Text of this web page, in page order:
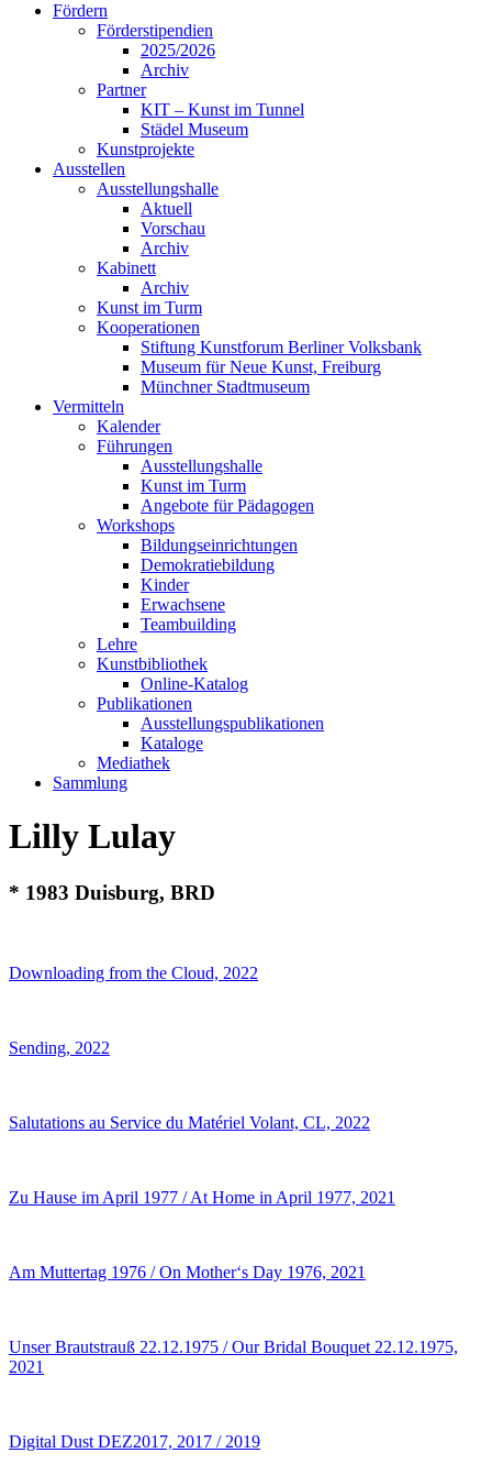
Fördern
Förderstipendien
2025/2026
Archiv
Partner
KIT – Kunst im Tunnel
Städel Museum
Kunstprojekte
Ausstellen
Ausstellungshalle
Aktuell
Vorschau
Archiv
Kabinett
Archiv
Kunst im Turm
Kooperationen
Stiftung Kunstforum Berliner Volksbank
Museum für Neue Kunst, Freiburg
Münchner Stadtmuseum
Vermitteln
Kalender
Führungen
Ausstellungshalle
Kunst im Turm
Angebote für Pädagogen
Workshops
Bildungseinrichtungen
Demokratiebildung
Kinder
Erwachsene
Teambuilding
Lehre
Kunstbibliothek
Online-Katalog
Publikationen
Ausstellungspublikationen
Kataloge
Mediathek
Sammlung
Lilly Lulay
* 1983 Duisburg, BRD
Downloading from the Cloud, 2022
Sending, 2022
Salutations au Service du Matériel Volant, CL, 2022
Zu Hause im April 1977 / At Home in April 1977, 2021
Am Muttertag 1976 / On Mother‘s Day 1976, 2021
Unser Brautstrauß 22.12.1975 / Our Bridal Bouquet 22.12.1975,
2021
Digital Dust DEZ2017, 2017 / 2019